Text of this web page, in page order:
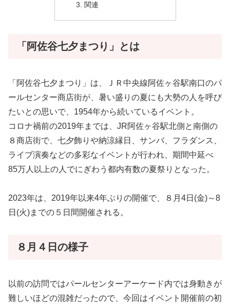
関連
「阿佐谷七夕まつり」とは
「阿佐谷七夕まつり」は、ＪＲ中央線阿佐ヶ谷駅南口のパ
ールセンター商店街が、暑い盛りの夏にも大勢の人を呼び
たいとの思いで、1954年から続いているイベント。
コロナ禍前の2019年までは、JR阿佐ヶ谷駅北側と南側の
８商店街で、七夕飾りや納涼縁日、サンバ、フラダンス、
ライブ演奏などの多彩なイベントが行われ、期間中延べ
85万人以上の人でにぎわう都内有数の夏祭りとなった。
2023年は、2019年以来4年ぶりの開催で、８月4日(金)～8
日(火)までの５日間開催される。
８月４日の様子
以前の訪問ではパールセンターアーケード内では身動きが
難しいほどの混雑だったので、今回はイベント開催前の初